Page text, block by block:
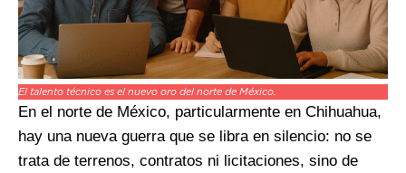
El talento técnico es el nuevo oro del norte de México.
En el norte de México, particularmente en Chihuahua,
hay una nueva guerra que se libra en silencio: no se
trata de terrenos, contratos ni licitaciones, sino de